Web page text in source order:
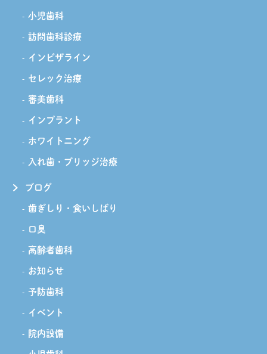
小児歯科
訪問歯科診療
インビザライン
セレック治療
審美歯科
インプラント
ホワイトニング
入れ歯・ブリッジ治療
ブログ
歯ぎしり・食いしばり
口臭
高齢者歯科
お知らせ
予防歯科
イベント
院内設備